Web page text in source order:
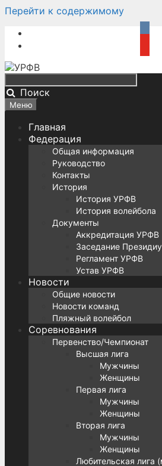
Перейти к содержимому
Поиск
Меню
Главная
Федерация
Общая информация
Руководство
Контакты
История
История УРФВ
История волейбола
Документы
Аккредитация УРФВ
Заседание
Регламент УРФВ
Устав УРФВ
Новости
Общие новости
Новости команд
Пляжный волейбол
Соревнования
Первенство/Чемпионат
Высшая лига
Мужчины
Женщины
Первая лига
Мужчины
Женщины
Вторая лига
Мужчины
Женщины
Любительская лига